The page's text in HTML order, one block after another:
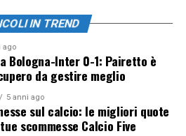
IN TREND
ago
Bologna-Inter 0-1: Pairetto è
da gestire meglio
5 anni ago
sul calcio: le migliori quote
scommesse Calcio Five